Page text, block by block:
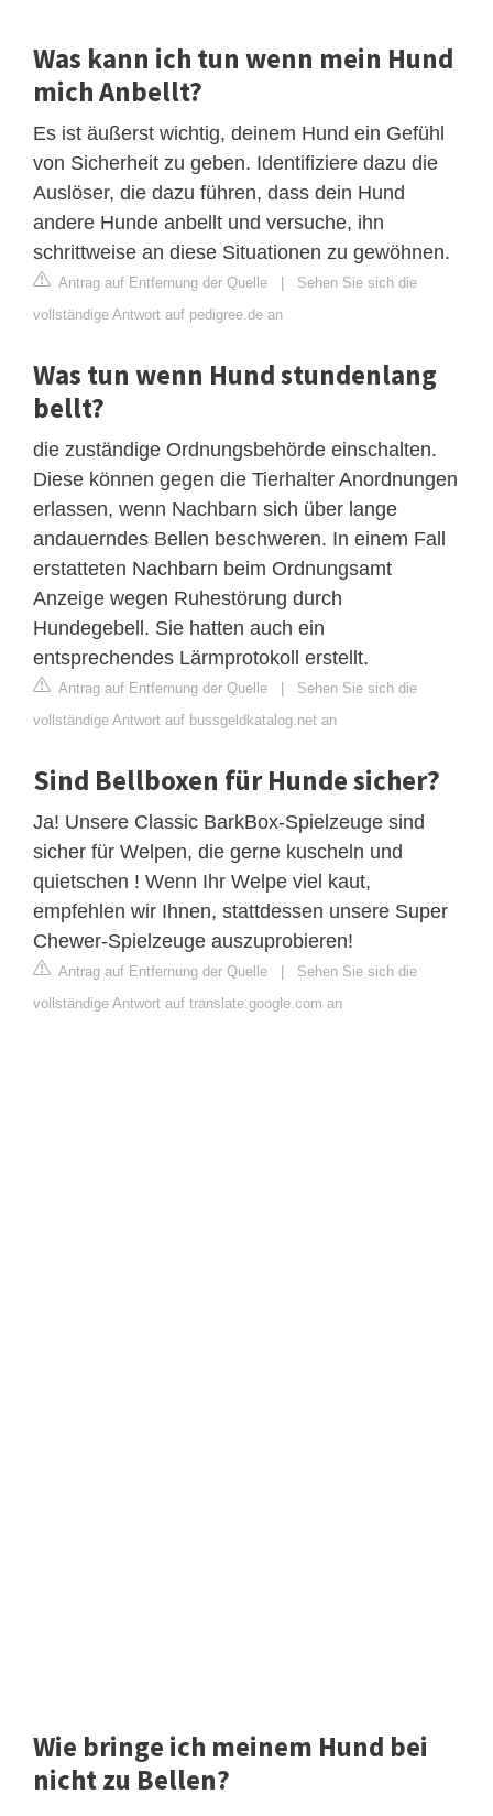
Was kann ich tun wenn mein Hund
mich Anbellt?
Es ist äußerst wichtig, deinem Hund ein Gefühl
von Sicherheit zu geben. Identifiziere dazu die
Auslöser, die dazu führen, dass dein Hund
andere Hunde anbellt und versuche, ihn
schrittweise an diese Situationen zu gewöhnen.
Antrag auf Entfernung der Quelle | Sehen Sie sich die
vollständige Antwort auf pedigree.de an
Was tun wenn Hund stundenlang
bellt?
die zuständige Ordnungsbehörde einschalten.
Diese können gegen die Tierhalter Anordnungen
erlassen, wenn Nachbarn sich über lange
andauerndes Bellen beschweren. In einem Fall
erstatteten Nachbarn beim Ordnungsamt
Anzeige wegen Ruhestörung durch
Hundegebell. Sie hatten auch ein
entsprechendes Lärmprotokoll erstellt.
Antrag auf Entfernung der Quelle | Sehen Sie sich die
vollständige Antwort auf bussgeldkatalog.net an
Sind Bellboxen für Hunde sicher?
Ja! Unsere Classic BarkBox-Spielzeuge sind
sicher für Welpen, die gerne kuscheln und
quietschen ! Wenn Ihr Welpe viel kaut,
empfehlen wir Ihnen, stattdessen unsere Super
Chewer-Spielzeuge auszuprobieren!
Antrag auf Entfernung der Quelle | Sehen Sie sich die
vollständige Antwort auf translate.google.com an
Wie bringe ich meinem Hund bei
nicht zu Bellen?